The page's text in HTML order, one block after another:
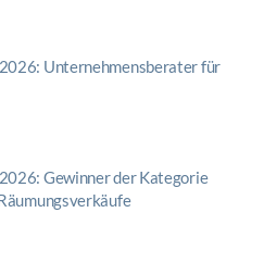
Unternehmensberater für
Gewinner der Kategorie